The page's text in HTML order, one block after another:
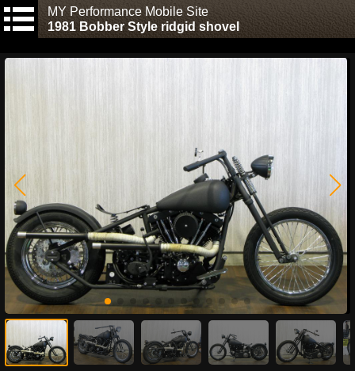
MY Performance Mobile Site
1981 Bobber Style ridgid shovel